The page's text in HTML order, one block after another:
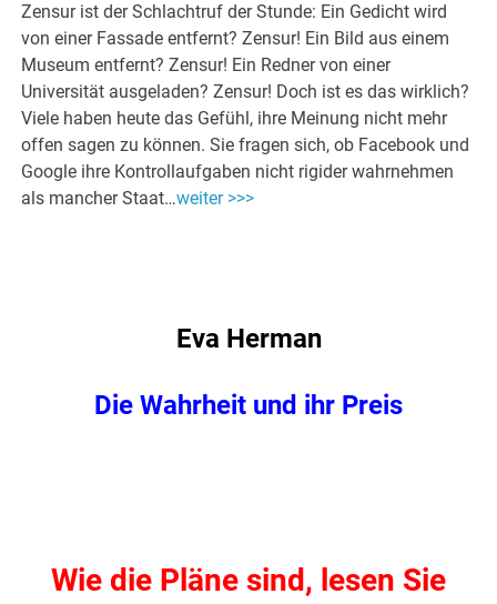
Zensur ist der Schlachtruf der Stunde: Ein Gedicht wird
von einer Fassade entfernt? Zensur! Ein Bild aus einem
Museum entfernt? Zensur! Ein Redner von einer
Universität ausgeladen? Zensur! Doch ist es das wirklich?
Viele haben heute das Gefühl, ihre Meinung nicht mehr
offen sagen zu können. Sie fragen sich, ob Facebook und
Google ihre Kontrollaufgaben nicht rigider wahrnehmen
als mancher Staat…weiter >>>
Eva Herman
Die Wahrheit und ihr Preis
Wie die Pläne sind, lesen Sie